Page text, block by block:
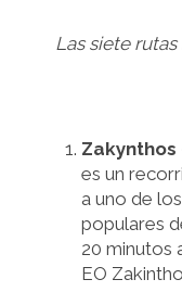
Las siete
Zakynthos
es un
a uno de
populares
20 minutos
EO